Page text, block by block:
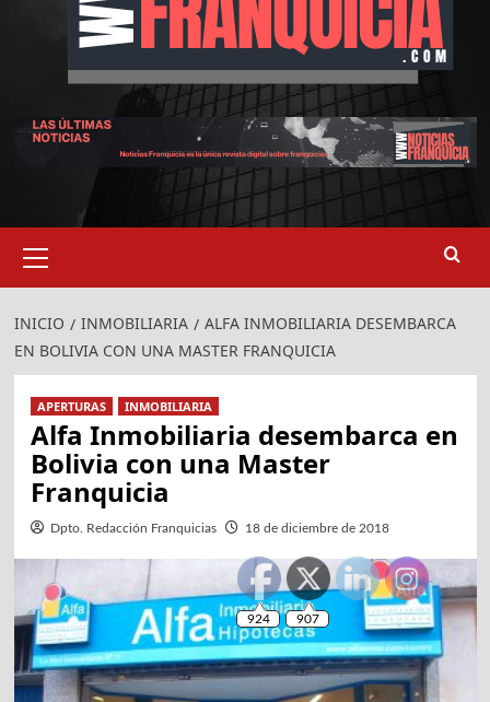
primario
INICIO INMOBILIARIA
ALFA INMOBILIARIA DESEMBARCA
EN BOLIVIA CON UNA MASTER FRANQUICIA
APERTURAS INMOBILIARIA
Alfa Inmobiliaria desembarca en
Bolivia con una Master
Franquicia
Dpto. Redacción Franquicias 18 de diciembre de 2018
924